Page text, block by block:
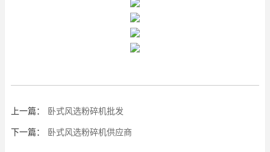
上一篇： 卧式风选粉碎机批发
下一篇： 卧式风选粉碎机供应商